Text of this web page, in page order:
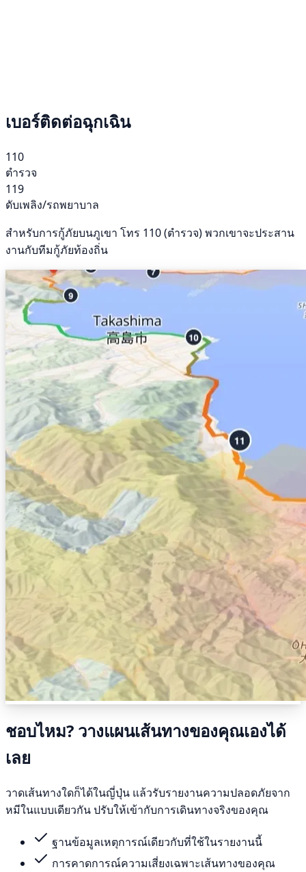
เบอร์ติดต่อฉุกเฉิน
110
ตำรวจ
119
ดับเพลิง/รถพยาบาล
สำหรับการกู้ภัยบนภูเขา โทร 110 (ตำรวจ) พวกเขาจะประสาน
งานกับทีมกู้ภัยท้องถิ่น
ชอบไหม? วางแผนเส้นทางของคุณเองได้
เลย
วาดเส้นทางใดก็ได้ในญี่ปุ่น แล้วรับรายงานความปลอดภัยจาก
หมีในแบบเดียวกัน ปรับให้เข้ากับการเดินทางจริงของคุณ
ฐานข้อมูลเหตุการณ์เดียวกับที่ใช้ในรายงานนี้
การคาดการณ์ความเสี่ยงเฉพาะเส้นทางของคุณ